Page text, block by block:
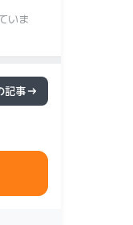
いま
記事